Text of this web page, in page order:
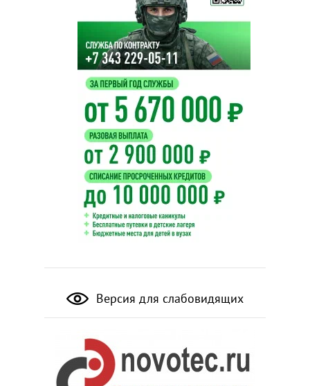
Версия для слабовидящих